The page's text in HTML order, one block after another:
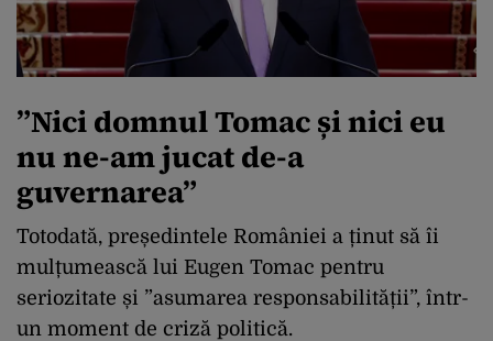
”Nici domnul Tomac și nici eu
nu ne-am jucat de-a
guvernarea”
Totodată, președintele României a ținut să îi
mulțumească lui Eugen Tomac pentru
seriozitate și ”asumarea responsabilității”, într-
un moment de criză politică.